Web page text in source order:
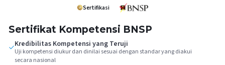
Sertifikat Kompetensi BNSP
Kredibilitas Kompetensi yang Teruji
Uji kompetensi diukur dan dinilai sesuai dengan standar yang diakui
secara nasional
Sertifikasi